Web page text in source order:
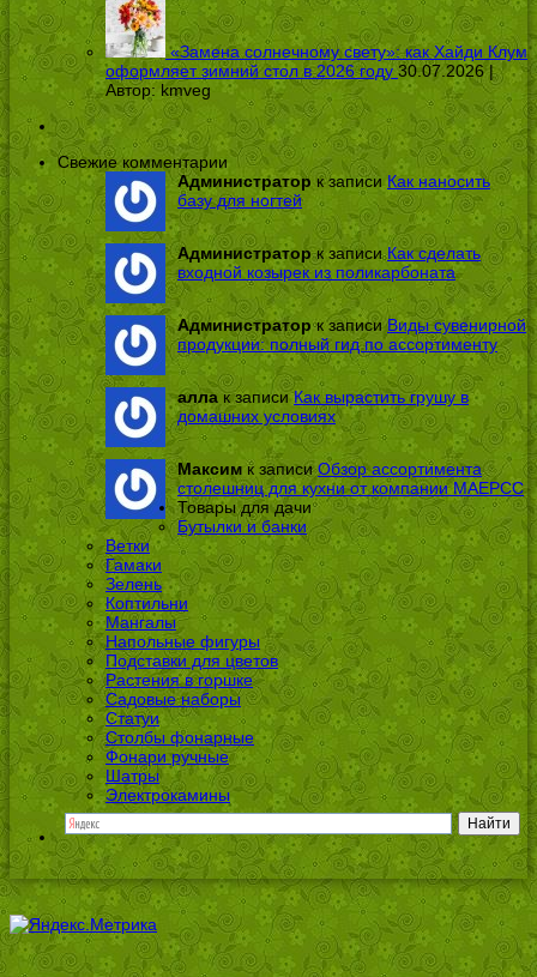
«Замена солнечному свету»: как Хайди Клум
оформляет зимний стол в 2026 году 30.07.2026 |
Автор: kmveg
Свежие комментарии
Администратор к записиКак наносить
базу для ногтей
Администраторк записиКак сделать
входной козырек из поликарбоната
Администраторк записиВиды сувенирной
продукции: полный гид по ассортименту
аллак записиКак вырастить грушу в
домашних условиях
Максимк записиОбзор ассортимента
столешниц для кухни от компании МАЕРСС
Товары для дачи
Бутылки и банки
Ветки
Гамаки
Зелень
Коптильни
Мангалы
Напольные фигуры
Подставки для цветов
Растения в горшке
Садовые наборы
Статуи
Столбы фонарные
Фонари ручные
Шатры
Электрокамины